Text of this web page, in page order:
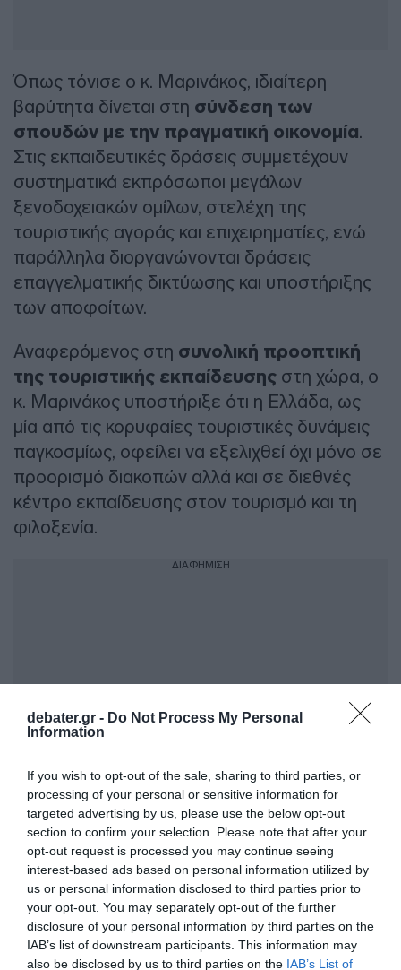
debater.gr - Do Not Process My Personal
Information
If you wish to opt-out of the sale, sharing to third parties, or
processing of your personal or sensitive information for
targeted advertising by us, please use the below opt-out
section to confirm your selection. Please note that after your
opt-out request is processed you may continue seeing
interest-based ads based on personal information utilized by
us or personal information disclosed to third parties prior to
your opt-out. You may separately opt-out of the further
disclosure of your personal information by third parties on the
IAB’s list of downstream participants. This information may
also be disclosed by us to third parties on the IAB’s List of
Όπως τόνισε ο κ. Μαρινάκος, ιδιαίτερη
βαρύτητα δίνεται στη σύνδεση των
σπουδών με την πραγματική οικονομία.
Στις εκπαιδευτικές δράσεις συμμετέχουν
συστηματικά εκπρόσωποι μεγάλων
ξενοδοχειακών ομίλων, στελέχη της
τουριστικής αγοράς και επιχειρηματίες, ενώ
παράλληλα διοργανώνονται δράσεις
επαγγελματικής δικτύωσης και υποστήριξης
των αποφοίτων.
Αναφερόμενος στη συνολική προοπτική
της τουριστικής εκπαίδευσης στη χώρα, ο
κ. Μαρινάκος υποστήριξε ότι η Ελλάδα, ως
μία από τις κορυφαίες τουριστικές δυνάμεις
παγκοσμίως, οφείλει να εξελιχθεί όχι μόνο σε
προορισμό διακοπών αλλά και σε διεθνές
κέντρο εκπαίδευσης στον τουρισμό και τη
φιλοξενία.
ΔΙΑΦΗΜΙΣΗ
«Η Ελλάδα μπορεί και πρέπει να αποτελέσει
σημείο αναφοράς για την τουριστική
εκπαίδευση στην ευρύτερη περιοχή»,
ανέφερε χαρακτηριστικά. Όπως επισήμανε, η
ενίσχυση των πανεπιστημιακών
προγραμμάτων, η αναβάθμιση των υποδομών
και η στενότερη σύνδεση της εκπαίδευσης με